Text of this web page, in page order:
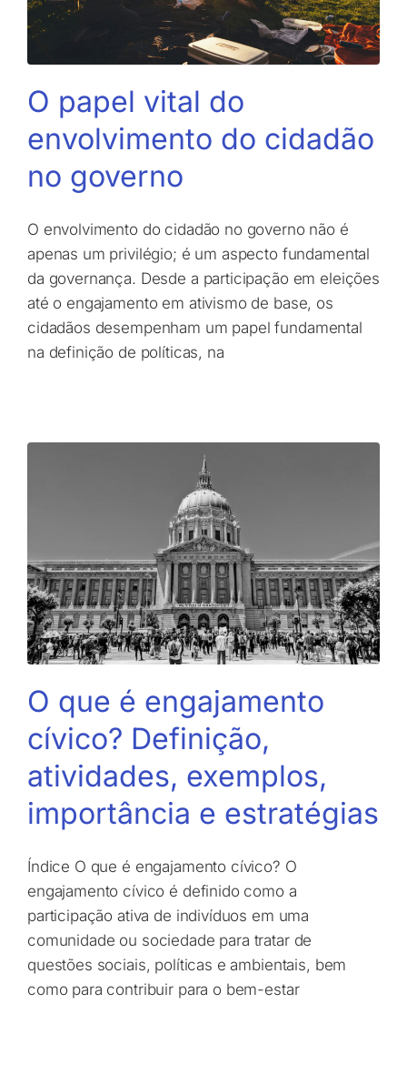
O papel vital do
envolvimento do cidadão
no governo
O envolvimento do cidadão no governo não é
apenas um privilégio; é um aspecto fundamental
da governança. Desde a participação em eleições
até o engajamento em ativismo de base, os
cidadãos desempenham um papel fundamental
na definição de políticas, na
O que é engajamento
cívico? Definição,
atividades, exemplos,
importância e estratégias
Índice O que é engajamento cívico? O
engajamento cívico é definido como a
participação ativa de indivíduos em uma
comunidade ou sociedade para tratar de
questões sociais, políticas e ambientais, bem
como para contribuir para o bem-estar